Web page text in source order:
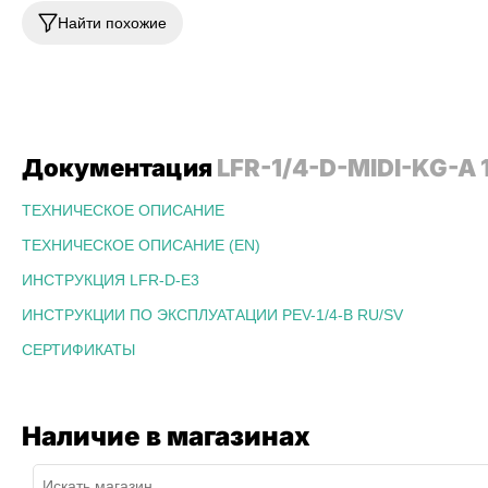
Найти похожие
Документация LFR-1/4-D-MIDI-KG-A
ТЕХНИЧЕСКОЕ ОПИСАНИЕ
ТЕХНИЧЕСКОЕ ОПИСАНИЕ (EN)
ИНСТРУКЦИЯ LFR-D-E3
ИНСТРУКЦИИ ПО ЭКСПЛУАТАЦИИ PEV-1/4-B RU/SV
СЕРТИФИКАТЫ
Наличие в магазинах